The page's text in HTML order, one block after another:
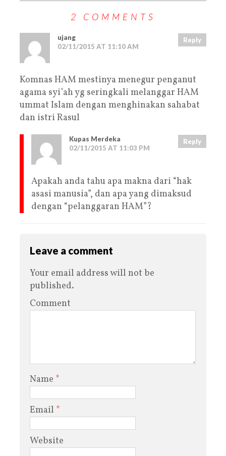
2 COMMENTS
ujang
02/11/2015 AT 11:10 AM
Reply
Komnas HAM mestinya menegur penganut
agama syi’ah yg seringkali melanggar HAM
ummat Islam dengan menghinakan sahabat
dan istri Rasul
Kupas Merdeka
02/11/2015 AT 11:03 PM
Reply
Apakah anda tahu apa makna dari “hak
asasi manusia”, dan apa yang dimaksud
dengan “pelanggaran HAM”?
Leave a comment
Your email address will not be
published.
Comment
Name *
Email *
Website